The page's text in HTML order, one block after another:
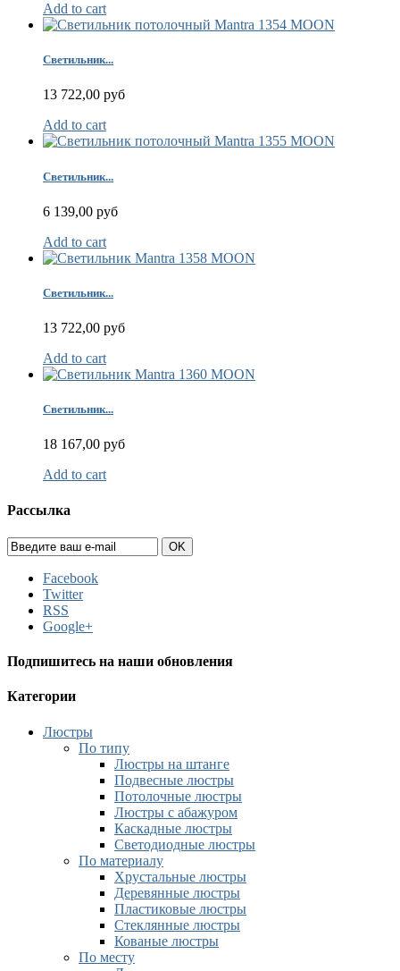
Add to cart
Светильник...
13 722,00 руб
Add to cart
Светильник...
6 139,00 руб
Add to cart
Светильник...
13 722,00 руб
Add to cart
Светильник...
18 167,00 руб
Add to cart
Рассылка
OK
Facebook
Twitter
RSS
Google+
Подпишитесь на наши обновления
Категории
Люстры
По типу
Люстры на штанге
Подвесные люстры
Потолочные люстры
Люстры с абажуром
Каскадные люстры
Светодиодные люстры
По материалу
Хрустальные люстры
Деревянные люстры
Пластиковые люстры
Стеклянные люстры
Кованые люстры
По месту